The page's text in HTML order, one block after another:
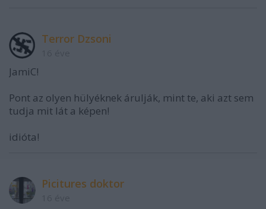
Terror Dzsoni
JamiC!
Pont az olyen hülyéknek árulják, mint te, aki azt sem
tudja mit lát a képen!
idióta!
Picitures doktor